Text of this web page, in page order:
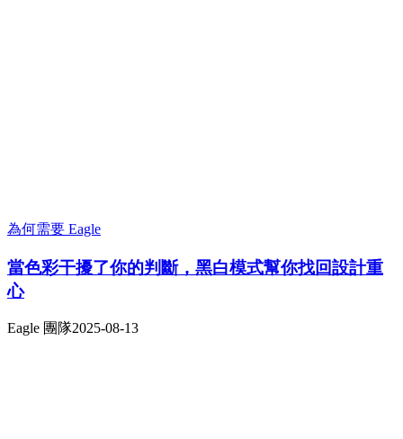
為何需要 Eagle
當色彩干擾了你的判斷，黑白模式幫你找回設計重
心
Eagle 團隊2025-08-13